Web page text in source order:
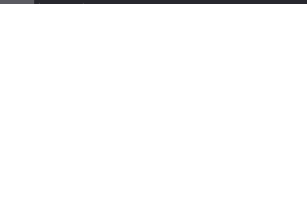
Mesafeli Satış Sözleşmesi